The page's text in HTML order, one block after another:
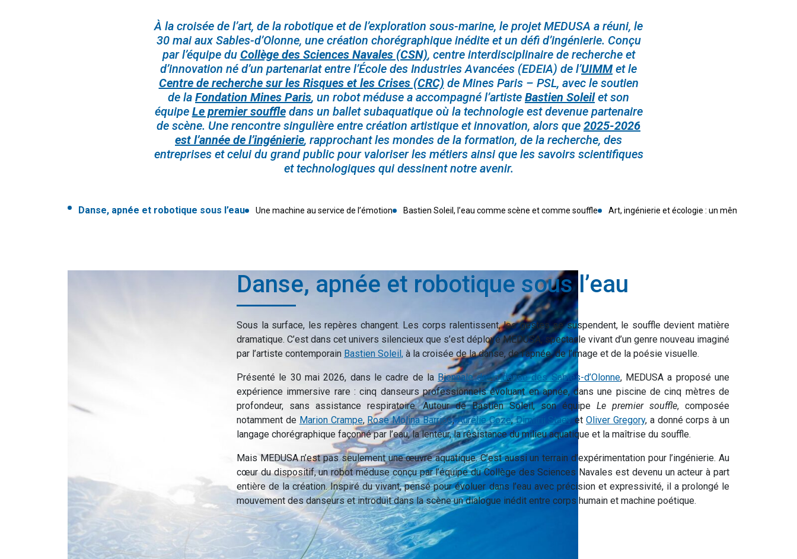
À la croisée de l’art, de la robotique et de l’exploration sous-marine, le projet MEDUSA a réuni, le
30 mai aux Sables-d’Olonne, une création chorégraphique inédite et un défi d’ingénierie. Conçu
par l’équipe du Collège des Sciences Navales (CSN), centre interdisciplinaire de recherche et
d’innovation né d’un partenariat entre l’École des Industries Avancées (EDEIA) de l’UIMMet le
Centre de recherche sur les Risques et les Crises (CRC) de Mines Paris – PSL, avec le soutien
de la Fondation Mines Paris, un robot méduse a accompagné l’artiste Bastien Soleilet son
équipe Le premier souffledans un ballet subaquatique où la technologie est devenue partenaire
de scène. Une rencontre singulière entre création artistique et innovation, alors que 2025-2026
est l’année de l’ingénierie, rapprochant les mondes de la formation, de la recherche, des
entreprises et celui du grand public pour valoriser les métiers ainsi que les savoirs scientifiques
et technologiques qui dessinent notre avenir.
Danse, apnée et robotique sous l’eau Une machine au service de l’émotion Bastien Soleil, l’eau comme scène et comme souffle Art, ingénierie et écologie : un même mouvement
Danse, apnée et robotique sous l’eau
Sous la surface, les repères changent. Les corps ralentissent, les gestes se suspendent, le souffle devient matière
dramatique. C’est dans cet univers silencieux que s’est déployé MEDUSA, spectacle vivant d’un genre nouveau imaginé
par l’artiste contemporain Bastien Soleil, à la croisée de la danse, de l’apnée, de l’image et de la poésie visuelle.
Présenté le 30 mai 2026, dans le cadre de la Biennale de la danse des Sables-d’Olonne, MEDUSA a proposé une
expérience immersive rare : cinq danseurs professionnels évoluant en apnée, dans une piscine de cinq mètres de
profondeur, sans assistance respiratoire. Autour de Bastien Soleil, son équipe Le premier souffle, composée
notamment de Marion Crampe, Rose Molina Barrios,Aurélie Coze,Dimitrii StaevetOliver Gregory, a donné corps à un
langage chorégraphique façonné par l’eau, la lenteur, la résistance du milieu aquatique et la maîtrise du souffle.
Mais MEDUSA n’est pas seulement une œuvre aquatique. C’est aussi un terrain d’expérimentation pour l’ingénierie. Au
cœur du dispositif, un robot méduse conçu par l’équipe du Collège des Sciences Navales est devenu un acteur à part
entière de la création. Inspiré du vivant, pensé pour évoluer dans l’eau avec précision et expressivité, il a prolongé le
mouvement des danseurs et introduit dans la scène un dialogue inédit entre corps humain et machine poétique.